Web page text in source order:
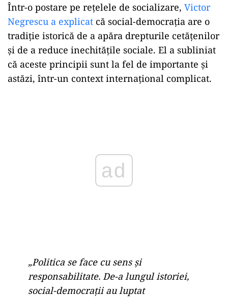
Într-o postare pe rețelele de socializare, Victor
Negrescu a explicat că social-democrația are o
tradiție istorică de a apăra drepturile cetățenilor
și de a reduce inechitățile sociale. El a subliniat
că aceste principii sunt la fel de importante și
astăzi, într-un context internațional complicat.
„Politica se face cu sens şi
responsabilitate. De-a lungul istoriei,
social-democraţii au luptat